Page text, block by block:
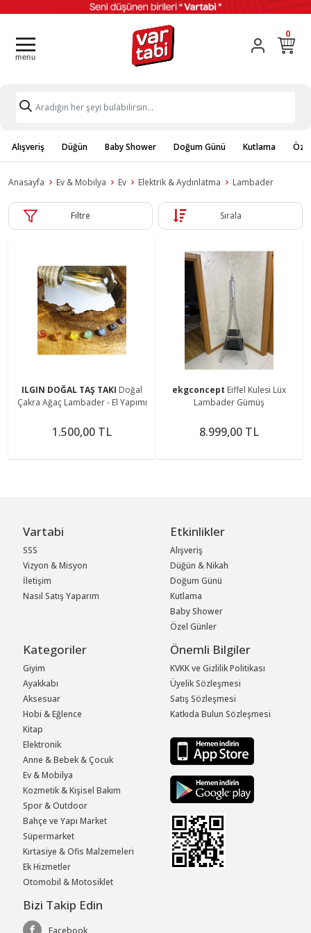
0
Alışveriş Düğün Baby Shower Doğum Günü Kutlama
Anasayfa Ev & Mobilya Ev Elektrik & Aydınlatma Lambader
Filtre Sırala
ILGIN DOĞAL TAŞ TAKI Doğal
Çakra Ağaç Lambader - El Yapımı
1.500,00 TL
ekgconcept Eiffel Kulesi Lüx
Lambader Gümüş
8.999,00 TL
Vartabi
SSS
Vizyon & Misyon
İletişim
Nasıl Satış Yaparım
Etkinlikler
Alışveriş
Düğün & Nikah
Doğum Günü
Kutlama
Baby Shower
Özel Günler
Kategoriler
Giyim
Ayakkabı
Aksesuar
Hobi & Eğlence
Kitap
Elektronik
Anne & Bebek & Çocuk
Ev & Mobilya
Kozmetik & Kişisel Bakım
Spor & Outdoor
Bahçe ve Yapı Market
Süpermarket
Kırtasiye & Ofis Malzemeleri
Ek Hizmetler
Otomobil & Motosiklet
Önemli Bilgiler
KVKK ve Gizlilik Politikası
Üyelik Sözleşmesi
Satış Sözleşmesi
Katkıda Bulun Sözleşmesi
Bizi Takip Edin
Facebook